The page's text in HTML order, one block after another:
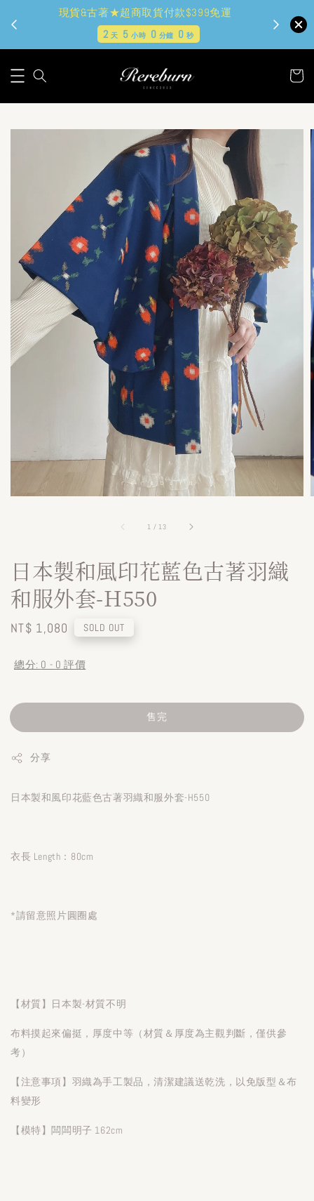
現貨&古著★超商取貨付款$399免運
2天 4小時 59 分鐘 58秒
1 / 13
日本製和風印花藍色古著羽織
和服外套-H550
Regular
NT$ 1,080 SOLD OUT
總分: 0 - 0 評價
售完
分享
日本製和風印花藍色古著羽織和服外套-H550
衣長 Length：80cm
*請留意照片圓圈處
【材質】日本製-材質不明
布料摸起來偏挺，厚度中等（材質＆厚度為主觀判斷，僅供參
考）
【注意事項】羽織為手工製品，清潔建議送乾洗，以免版型＆布
料變形
【模特】闆闆明子 162cm